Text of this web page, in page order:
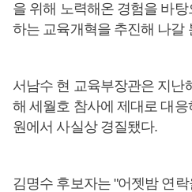
을 위해 노력해온 경험을 바
하는 교육개혁을 추진해 나갈
서남수 현 교육부장관은 지난
해 세월호 참사에 제대로 대
원에서 사실상 경질됐다.
김명수 후보자는 "어젯밤 연